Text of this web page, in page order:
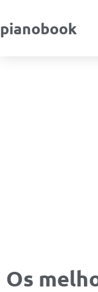
pianobook
Os